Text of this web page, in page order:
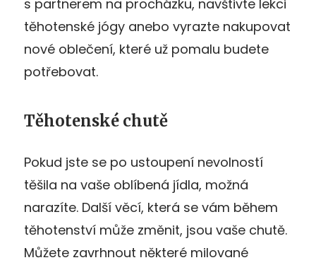
s partnerem na procházku, navštivte lekci
těhotenské jógy anebo vyrazte nakupovat
nové oblečení, které už pomalu budete
potřebovat.
Těhotenské chutě
Pokud jste se po ustoupení nevolností
těšila na vaše oblíbená jídla, možná
narazíte. Další věcí, která se vám během
těhotenství může změnit, jsou vaše chutě.
Můžete zavrhnout některé milované